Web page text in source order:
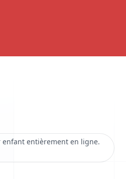
enfant entièrement en ligne.